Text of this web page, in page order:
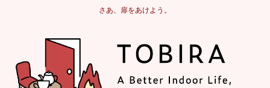
さあ、扉をあけよう。